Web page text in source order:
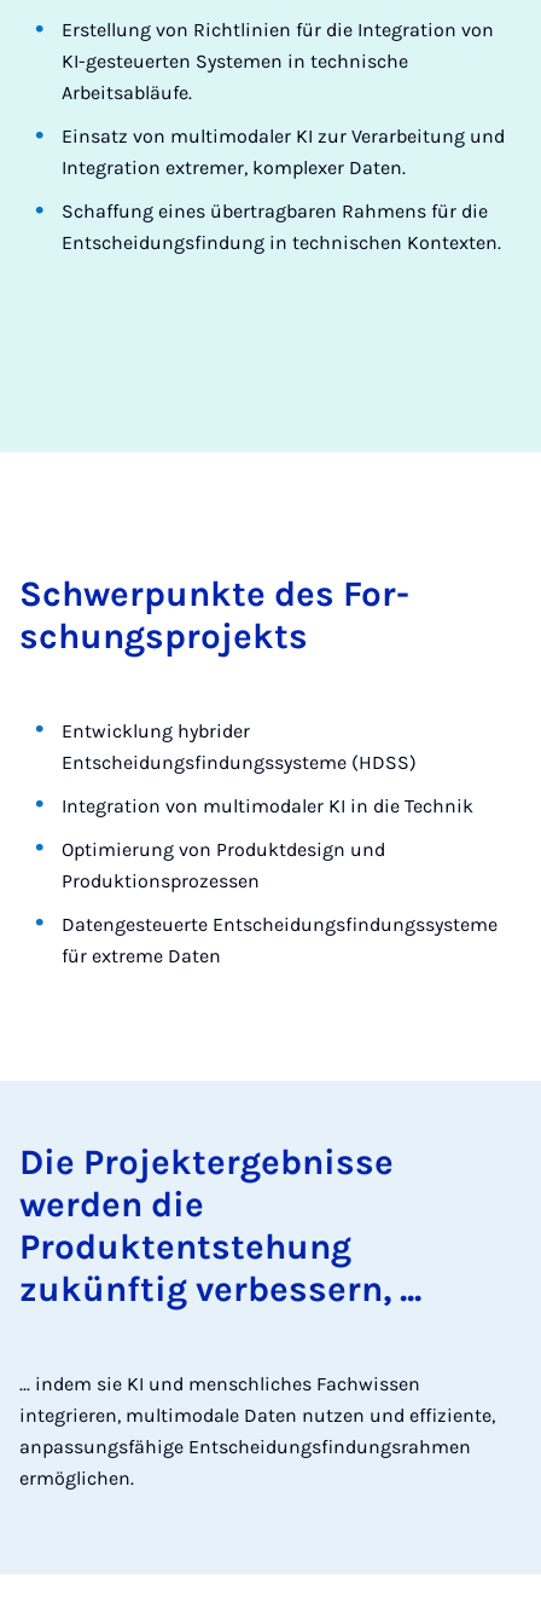
Erstellung von Richtlinien für die Integration von
KI-gesteuerten Systemen in technische
Arbeitsabläufe.
Einsatz von multimodaler KI zur Verarbeitung und
Integration extremer, komplexer Daten.
Schaffung eines übertragbaren Rahmens für die
Entscheidungsfindung in technischen Kontexten.
Schwer­punk­te des For­
schungs­pro­jekts
Entwicklung hybrider
Entscheidungsfindungssysteme (HDSS)
Integration von multimodaler KI in die Technik
Optimierung von Produktdesign und
Produktionsprozessen
Datengesteuerte Entscheidungsfindungssysteme
für extreme Daten
Die Projektergebnisse
werden die
Produktentstehung
zukünftig verbessern, ...
... indem sie KI und menschliches Fachwissen
integrieren, multimodale Daten nutzen und effiziente,
anpassungsfähige Entscheidungsfindungsrahmen
ermöglichen.